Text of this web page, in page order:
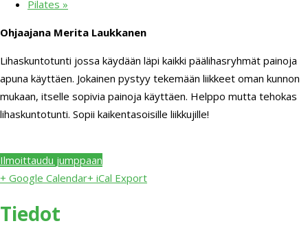
Pilates »
Ohjaajana Merita Laukkanen
Lihaskuntotunti jossa käydään läpi kaikki päälihasryhmät painoja
apuna käyttäen. Jokainen pystyy tekemään liikkeet oman kunnon
mukaan, itselle sopivia painoja käyttäen. Helppo mutta tehokas
lihaskuntotunti. Sopii kaikentasoisille liikkujille!
Ilmoittaudu jumppaan
+ Google Calendar+ iCal Export
Tiedot